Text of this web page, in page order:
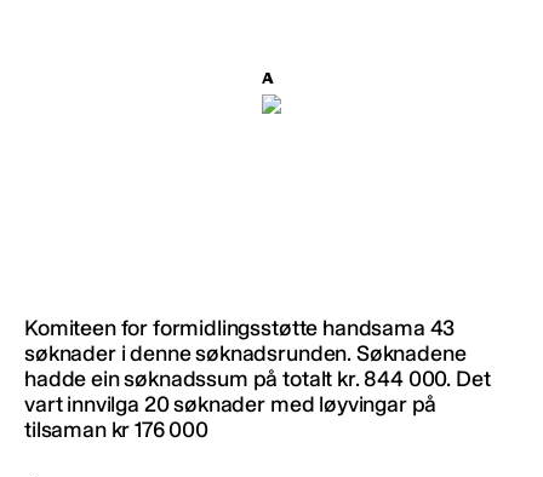
Komiteen for formidlingsstøtte handsama 43
søknader i denne søknadsrunden. Søknadene
hadde ein søknadssum på totalt kr. 844 000. Det
vart innvilga 20 søknader med løyvingar på
tilsaman kr 176 000